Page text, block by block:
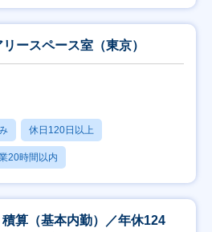
ースペース室（東京）
休日120日以上
20時間以内
積算（基本内勤）／年休124